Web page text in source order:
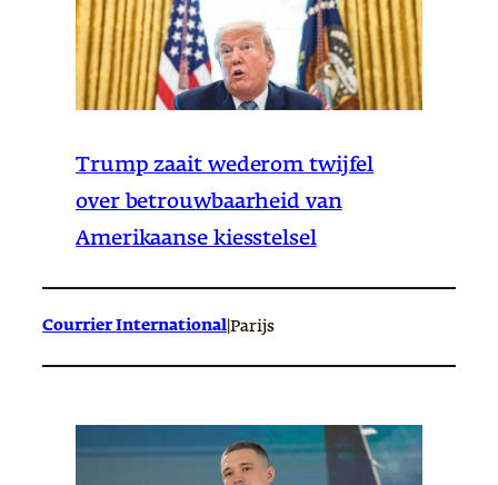
Trump zaait wederom twijfel
over betrouwbaarheid van
Amerikaanse kiesstelsel
Courrier International Parijs